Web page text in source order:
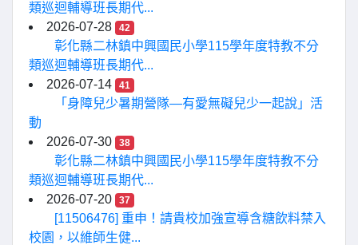
類巡迴輔導班長期代...
2026-07-28
42
彰化縣二林鎮中興國民小學115學年度特教不分
類巡迴輔導班長期代...
2026-07-14
41
「身障兒少暑期營隊—有愛無礙兒少一起說」活
動
2026-07-30
38
彰化縣二林鎮中興國民小學115學年度特教不分
類巡迴輔導班長期代...
2026-07-20
37
[11506476] 重申！請貴校加強宣導含糖飲料禁入
校園，以維師生健...